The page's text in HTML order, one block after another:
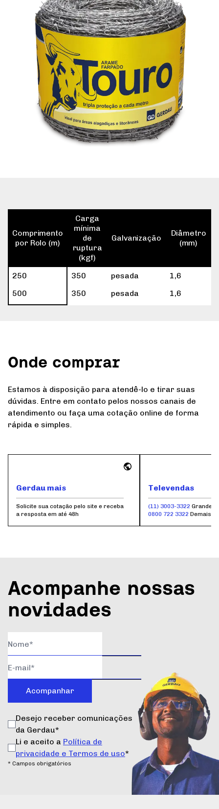
Comprimento
por Rolo (m)
Carga
mínima
de
ruptura
(kgf)
Galvanização
Diâmetro
(mm)
250 350 pesada
1,6
500
350 pesada 1,6
Onde comprar
Estamos à disposição para atendê-lo e tirar suas
dúvidas. Entre em contato pelos nossos canais de
atendimento ou faça uma cotação online de forma
rápida e simples.
Gerdau mais
Solicite sua cotação pelo site e receba
a resposta em até 48h
Televendas
(11) 3003-3322 Grande
0800 722 3322 Demais
Acompanhe nossas
novidades
Acompanhar
Desejo receber comunicações
da Gerdau*
Li e aceito a Política de
privacidade e Termos de uso*
* Campos obrigatórios